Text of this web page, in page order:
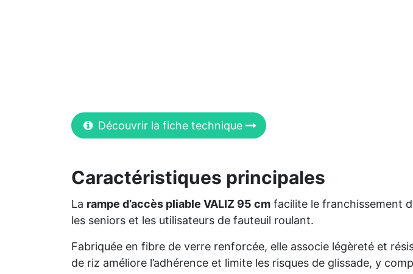
Découvrir la fiche technique
Caractéristiques principales
La rampe d’accès pliable VALIZ 95 cm facilite le franchissement
les seniors et les utilisateurs de fauteuil roulant.
Fabriquée en fibre de verre renforcée, elle associe légèreté et
de riz améliore l’adhérence et limite les risques de glissade, y